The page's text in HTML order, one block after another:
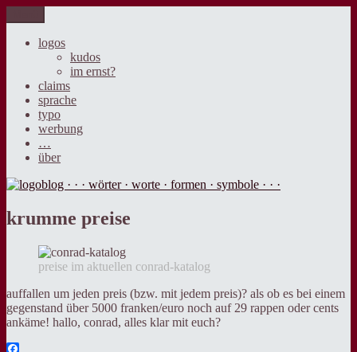
Inhalt
springen
logoblog · · · wörter · worte · formen · symbole · · ·
der blog über sprache, design und werbung.
logos
kudos
im ernst?
claims
sprache
typo
werbung
…
über
krumme preise
preise im aktuellen conrad-katalog
auffallen um jeden preis (bzw. mit jedem preis)? als ob es bei einem
gegenstand über 5000 franken/euro noch auf 29 rappen oder cents
ankäme! hallo, conrad, alles klar mit euch?